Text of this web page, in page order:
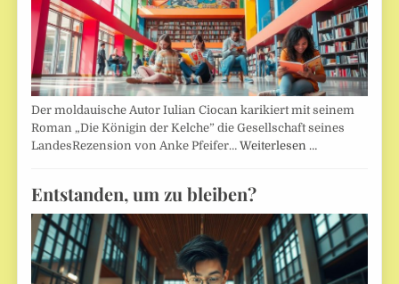
Der moldauische Autor Iulian Ciocan karikiert mit seinem
Roman „Die Königin der Kelche” die Gesellschaft seines
LandesRezension von Anke Pfeifer…Weiterlesen …
Entstanden, um zu bleiben?